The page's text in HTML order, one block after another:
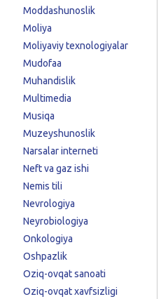
Moddashunoslik
Moliya
Moliyaviy texnologiyalar
Mudofaa
Muhandislik
Multimedia
Musiqa
Muzeyshunoslik
Narsalar interneti
Neft va gaz ishi
Nemis tili
Nevrologiya
Neyrobiologiya
Onkologiya
Oshpazlik
Oziq-ovqat sanoati
Oziq-ovqat xavfsizligi